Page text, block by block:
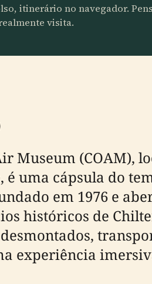
itinerário no navegador.
visita.
Museum (COAM),
uma cápsula do
em 1976 e
históricos de
experiência